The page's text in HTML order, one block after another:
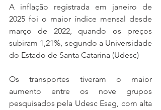
A inflação registrada em janeiro de
2025 foi o maior índice mensal desde
março de 2022, quando os preços
subiram 1,21%, segundo a Universidade
do Estado de Santa Catarina (Udesc)
Os transportes tiveram o maior
aumento entre os nove grupos
pesquisados pela Udesc Esag, com alta